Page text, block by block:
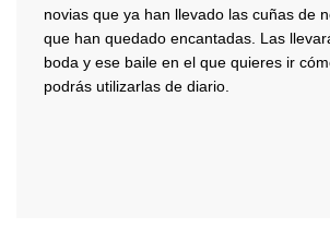
novias que ya han llevado las cuñas de
que han quedado encantadas. Las
boda y ese baile en el que quieres ir
podrás utilizarlas de diario.